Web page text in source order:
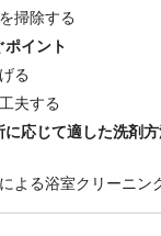
掃除する
ポイント
る
夫する
に応じて適した洗剤
よる浴室クリーニン